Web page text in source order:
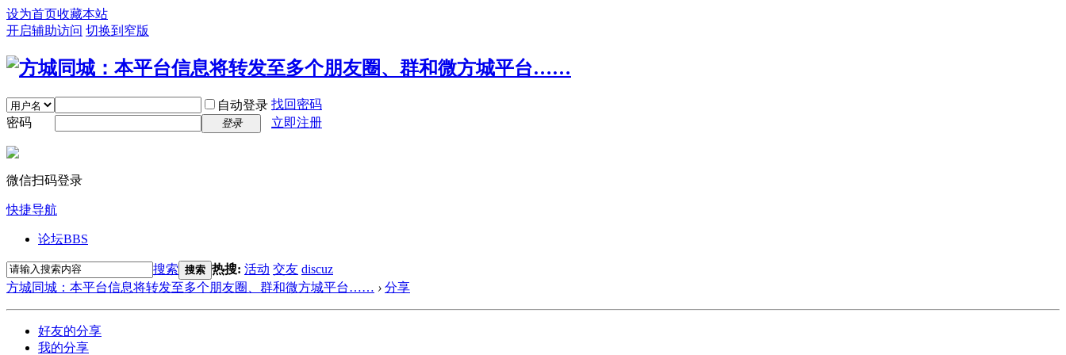
设为首页收藏本站
开启辅助访问 切换到窄版
自动登录 找回密码
密码
登录 立即注册
微信扫码登录
快捷导航
论坛BBS
搜索 搜索 热搜: 活动 交友 discuz
方城同城：本平台信息将转发至多个朋友圈、群和微方城平台…… › 分享
好友的分享
我的分享